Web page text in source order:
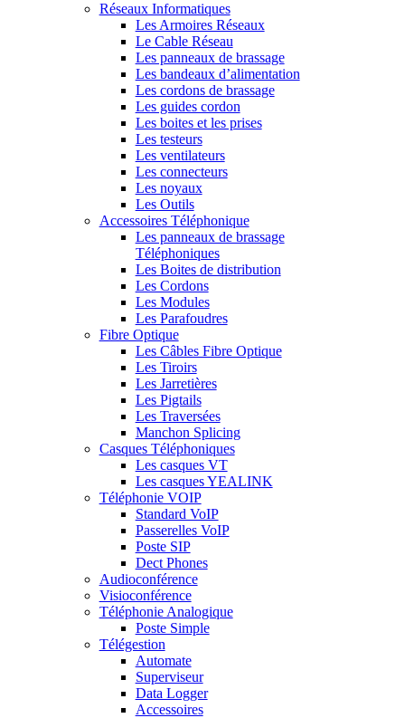
Réseaux Informatiques
Les Armoires Réseaux
Le Cable Réseau
Les panneaux de brassage
Les bandeaux d’alimentation
Les cordons de brassage
Les guides cordon
Les boites et les prises
Les testeurs
Les ventilateurs
Les connecteurs
Les noyaux
Les Outils
Accessoires Téléphonique
Les panneaux de brassage
Téléphoniques
Les Boites de distribution
Les Cordons
Les Modules
Les Parafoudres
Fibre Optique
Les Câbles Fibre Optique
Les Tiroirs
Les Jarretières
Les Pigtails
Les Traversées
Manchon Splicing
Casques Téléphoniques
Les casques VT
Les casques YEALINK
Téléphonie VOIP
Standard VoIP
Passerelles VoIP
Poste SIP
Dect Phones
Audioconférence
Visioconférence
Téléphonie Analogique
Poste Simple
Télégestion
Automate
Superviseur
Data Logger
Accessoires